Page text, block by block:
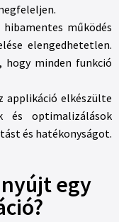
működés
elengedhetetlen.
minden funkció
applikáció elkészülte
és optimalizálások
és hatékonyságot.
egy